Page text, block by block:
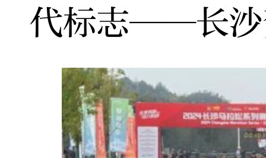
代标志——长沙